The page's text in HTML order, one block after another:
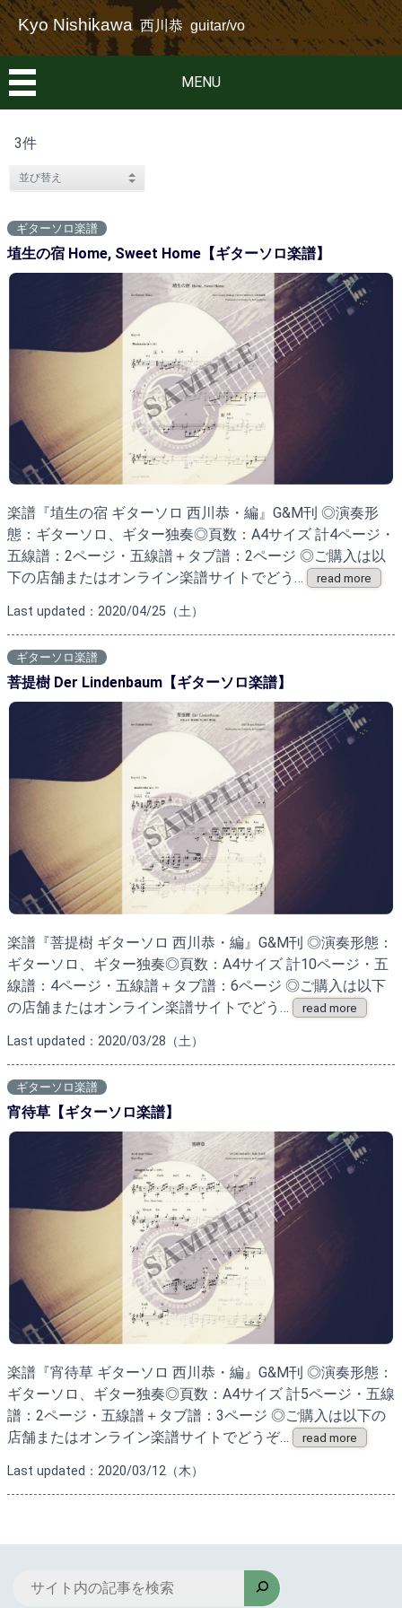
Kyo Nishikawa西川恭 guitar/vo
MENU
3件
ギターソロ楽譜
埴生の宿 Home, Sweet Home【ギターソロ楽譜】
楽譜『埴生の宿 ギターソロ 西川恭・編』G&M刊 ◎演奏形
態：ギターソロ、ギター独奏◎頁数：A4サイズ 計4ページ・
五線譜：2ページ・五線譜＋タブ譜：2ページ ◎ご購入は以
下の店舗またはオンライン楽譜サイトでどう…
read more
Last updated：2020/04/25（土）
ギターソロ楽譜
菩提樹 Der Lindenbaum【ギターソロ楽譜】
楽譜『菩提樹 ギターソロ 西川恭・編』G&M刊 ◎演奏形態：
ギターソロ、ギター独奏◎頁数：A4サイズ 計10ページ・五
線譜：4ページ・五線譜＋タブ譜：6ページ ◎ご購入は以下
の店舗またはオンライン楽譜サイトでどう…
read more
Last updated：2020/03/28（土）
ギターソロ楽譜
宵待草【ギターソロ楽譜】
楽譜『宵待草 ギターソロ 西川恭・編』G&M刊 ◎演奏形態：
ギターソロ、ギター独奏◎頁数：A4サイズ 計5ページ・五線
譜：2ページ・五線譜＋タブ譜：3ページ ◎ご購入は以下の
店舗またはオンライン楽譜サイトでどうぞ…
read more
Last updated：2020/03/12（木）